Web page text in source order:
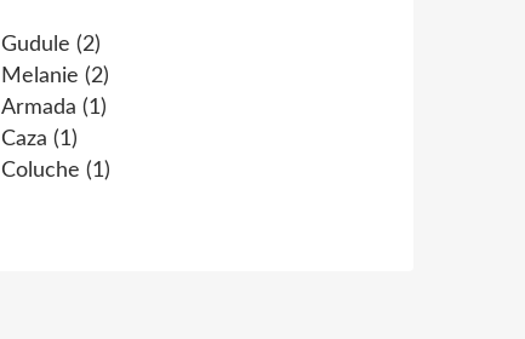
Gudule (2)
Melanie (2)
Armada (1)
Caza (1)
Coluche (1)